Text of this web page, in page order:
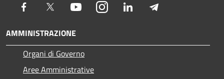
Facebook Twitter YoutubeInstagram LinkedIn
AMMINISTRAZIONE
Organi di Governo
Aree Amministrative